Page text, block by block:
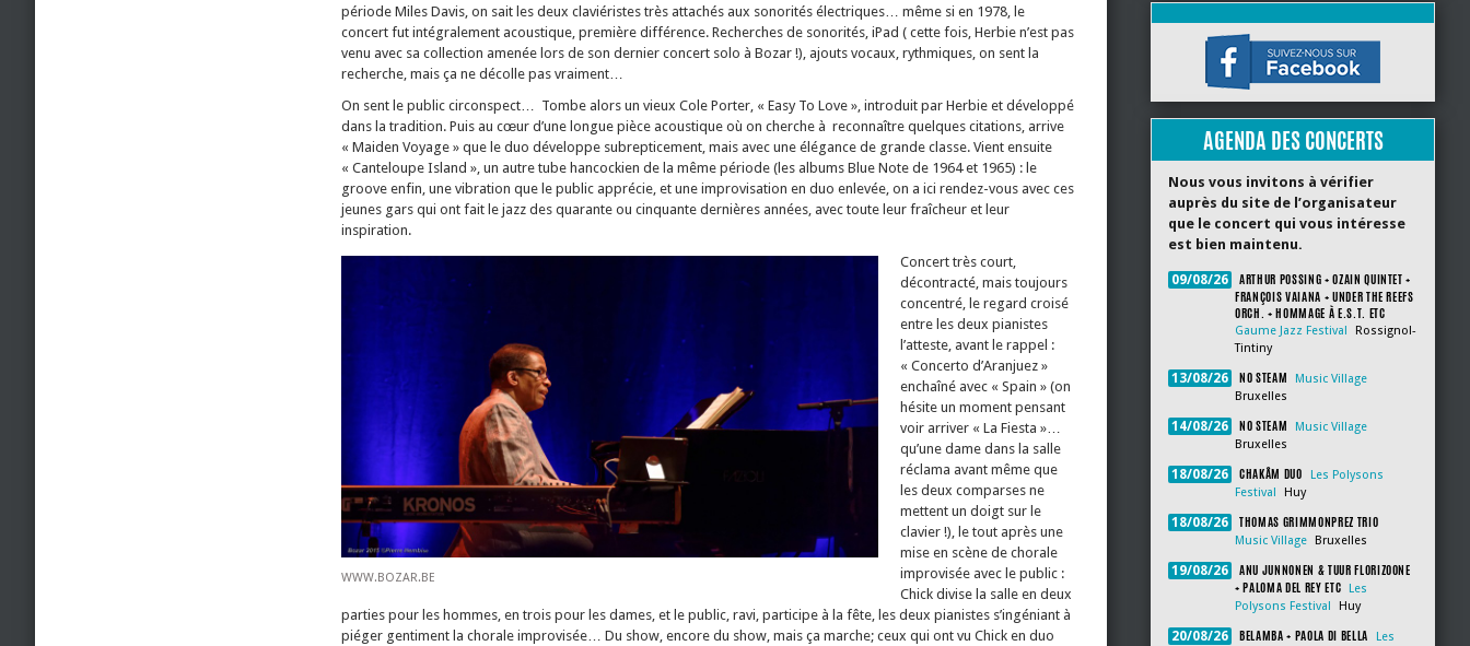
période Miles Davis, on sait les deux claviéristes très attachés aux sonorités électriques… même si en 1978, le
concert fut intégralement acoustique, première différence. Recherches de sonorités, iPad ( cette fois, Herbie n’est pas
venu avec sa collection amenée lors de son dernier concert solo à Bozar !), ajouts vocaux, rythmiques, on sent la
recherche, mais ça ne décolle pas vraiment…
On sent le public circonspect… Tombe alors un vieux Cole Porter, « Easy To Love », introduit par Herbie et développé
dans la tradition. Puis au cœur d’une longue pièce acoustique où on cherche à reconnaître quelques citations, arrive
« Maiden Voyage » que le duo développe subrepticement, mais avec une élégance de grande classe. Vient ensuite
« Canteloupe Island », un autre tube hancockien de la même période (les albums Blue Note de 1964 et 1965) : le
groove enfin, une vibration que le public apprécie, et une improvisation en duo enlevée, on a ici rendez-vous avec ces
jeunes gars qui ont fait le jazz des quarante ou cinquante dernières années, avec toute leur fraîcheur et leur
inspiration.
WWW.BOZAR.BE
Concert très court,
décontracté, mais toujours
concentré, le regard croisé
entre les deux pianistes
l’atteste, avant le rappel :
« Concerto d’Aranjuez »
enchaîné avec « Spain » (on
hésite un moment pensant
voir arriver « La Fiesta »…
qu’une dame dans la salle
réclama avant même que
les deux comparses ne
mettent un doigt sur le
clavier !), le tout après une
mise en scène de chorale
improvisée avec le public :
Chick divise la salle en deux
parties pour les hommes, en trois pour les dames, et le public, ravi, participe à la fête, les deux pianistes s’ingéniant à
piéger gentiment la chorale improvisée… Du show, encore du show, mais ça marche; ceux qui ont vu Chick en duo
AGENDA DES CONCERTS
Nous vous invitons à vérifier
auprès du site de l’organisateur
que le concert qui vous intéresse
est bien maintenu.
09/08/26
ARTHUR POSSING + OZAIN QUINTET +
FRANÇOIS VAIANA + UNDER THE REEFS
ORCH. + HOMMAGE À E.S.T. ETC
Gaume Jazz Festival
Rossignol-
Tintiny
13/08/26 NO STEAM
Music Village
Bruxelles
14/08/26 NO STEAM
Music Village
Bruxelles
18/08/26 CHAKÂM DUO
Les Polysons
Festival
Huy
18/08/26 THOMAS GRIMMONPREZ TRIO
Music Village Bruxelles
19/08/26
ANU JUNNONEN & TUUR FLORIZOONE
+ PALOMA DEL REY ETC
Les
Polysons Festival
Huy
20/08/26 BELAMBA + PAOLA DI BELLA
Les